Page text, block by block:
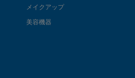
メイクアップ
美容機器